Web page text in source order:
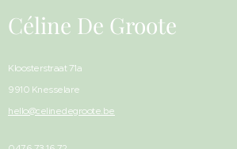
Céline De Groote
Kloosterstraat 71a
9910 Knesselare
hello@celinedegroote.be